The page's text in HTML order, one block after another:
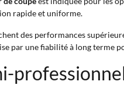
rapide et uniforme.
des performances
par une fiabilité à long terme